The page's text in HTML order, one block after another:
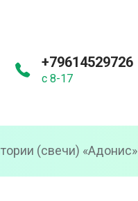
+79614529726
с 8-17
(свечи) «Адонис»